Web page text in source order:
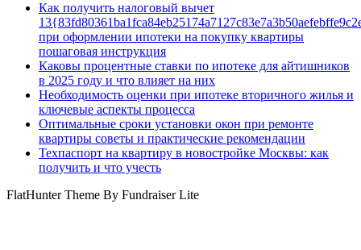
Как получить налоговый вычет
при оформлении ипотеки на покупку квартиры
пошаговая инструкция
Каковы процентные ставки по ипотеке для айтишников
в 2025 году и что влияет на них
Необходимость оценки при ипотеке вторичного жилья и
ключевые аспекты процесса
Оптимальные сроки установки окон при ремонте
квартиры советы и практические рекомендации
Техпаспорт на квартиру в новостройке Москвы: как
получить и что учесть
FlatHunter Theme By Fundraiser Lite